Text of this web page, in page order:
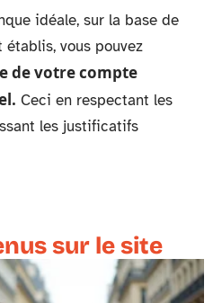
idéale, sur la base de
vous pouvez
de votre compte
Ceci en respectant les
les justificatifs
sur le site